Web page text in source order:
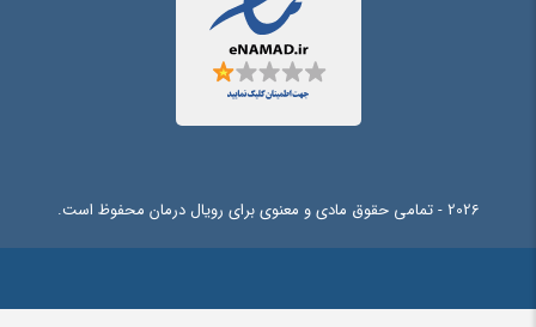
دستاوردهای اصلی، و جوابگوی سوالات پیوسته اهل دنیای موجود طراحی اساسا مورد
2026 - تمامی حقوق مادی و معنوی برای رویال درمان محفوظ است.